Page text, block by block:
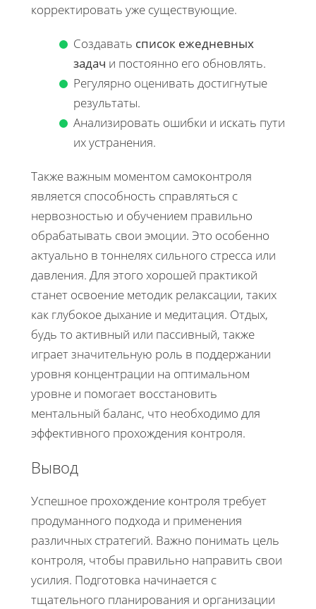
корректировать уже существующие.
Создавать список ежедневных
задач и постоянно его обновлять.
Регулярно оценивать достигнутые
результаты.
Анализировать ошибки и искать пути
их устранения.
Также важным моментом самоконтроля
является способность справляться с
нервозностью и обучением правильно
обрабатывать свои эмоции. Это особенно
актуально в тоннелях сильного стресса или
давления. Для этого хорошей практикой
станет освоение методик релаксации, таких
как глубокое дыхание и медитация. Отдых,
будь то активный или пассивный, также
играет значительную роль в поддержании
уровня концентрации на оптимальном
уровне и помогает восстановить
ментальный баланс, что необходимо для
эффективного прохождения контроля.
Вывод
Успешное прохождение контроля требует
продуманного подхода и применения
различных стратегий. Важно понимать цель
контроля, чтобы правильно направить свои
усилия. Подготовка начинается с
тщательного планирования и организации